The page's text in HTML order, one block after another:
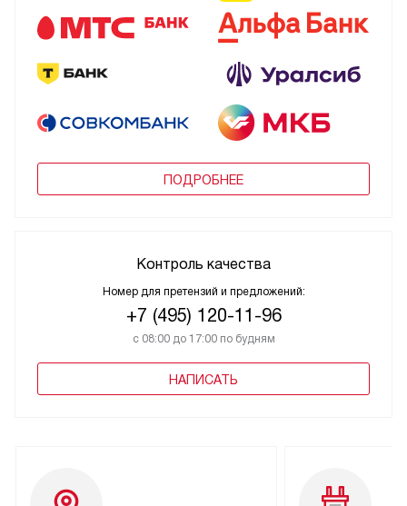
ПОДРОБНЕЕ
Контроль качества
Номер для претензий и предложений:
+7 (495) 120-11-96
с 08:00 до 17:00 по будням
НАПИСАТЬ